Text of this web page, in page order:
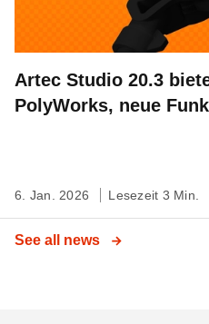
Artec Studio 20.3
PolyWorks, neue
6. Jan. 2026 Lesezeit 3 Min.
See all news